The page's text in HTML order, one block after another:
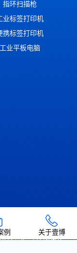
例 关于壹博
指环扫描枪
业标签打印机
携标签打印机
工业平板电脑
号 | Copyright ©
有 | 唯一官方网站：